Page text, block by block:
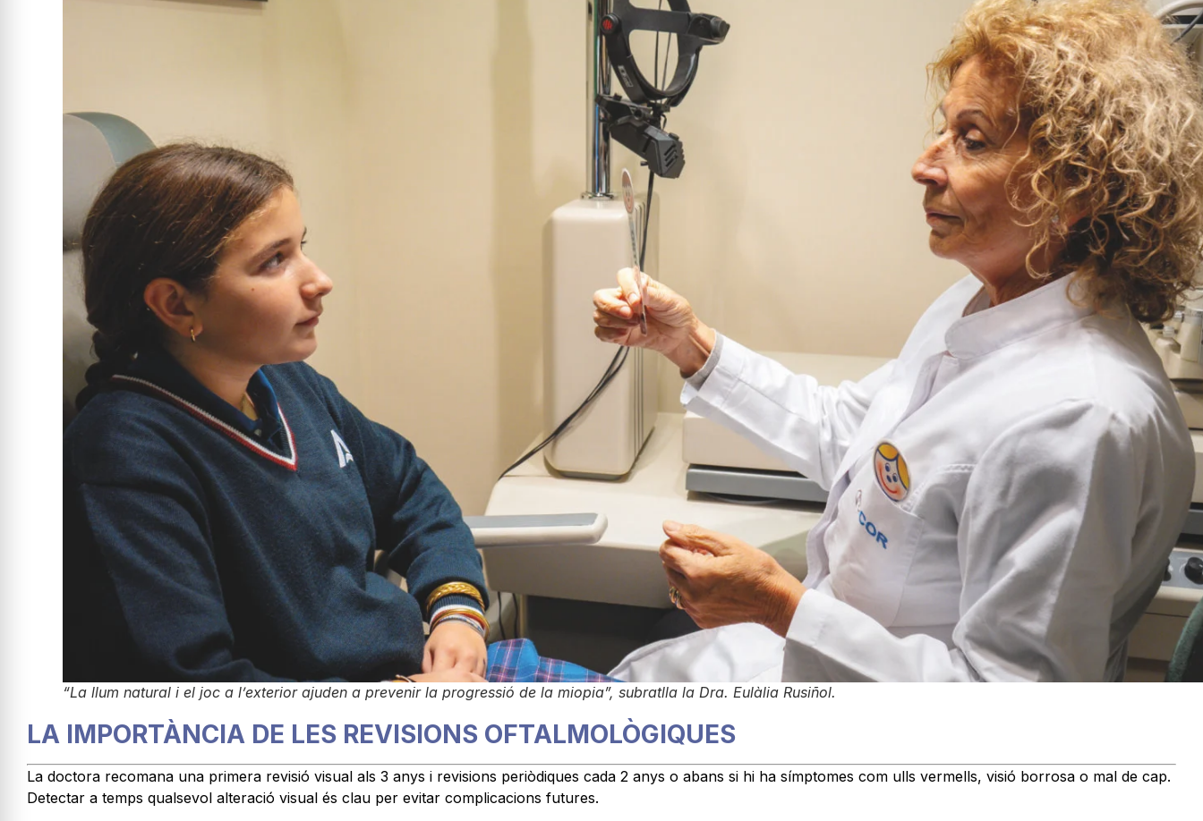
“La llum natural i el joc a l’exterior ajuden a prevenir la progressió de la miopia”, subratlla la Dra. Eulàlia Rusiñol.
LA IMPORTÀNCIA DE LES REVISIONS OFTALMOLÒGIQUES
La doctora recomana una primera revisió visual als 3 anys i revisions periòdiques cada 2 anys o abans si hi ha símptomes com ulls vermells, visió borrosa o mal de cap.
Detectar a temps qualsevol alteració visual és clau per evitar complicacions futures.